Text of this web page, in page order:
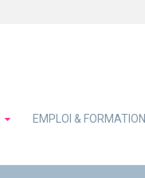
EMPLOI & FORMATION